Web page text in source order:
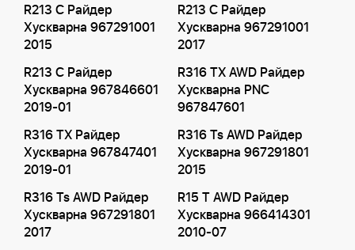
R213 C Райдер
Хускварна 967291001
2015
R213 C Райдер
Хускварна 967291001
2017
R213 C Райдер
Хускварна 967846601
2019-01
R316 TX AWD Райдер
Хускварна PNC
967847601
R316 TX Райдер
Хускварна 967847401
2019-01
R316 Ts AWD Райдер
Хускварна 967291801
2015
R316 Ts AWD Райдер
Хускварна 967291801
2017
R15 T AWD Райдер
Хускварна 966414301
2010-07